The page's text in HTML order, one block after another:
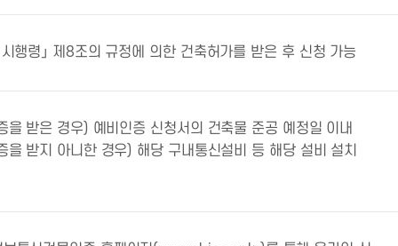
시행령」 제8조의 규정에 의한 건축허가를 받은 후 신청 가능
을 받은 경우) 예비인증 신청서의 건축물 준공 예정일 이내
을 받지 아니한 경우) 해당 구내통신설비 등 해당 설비 설치